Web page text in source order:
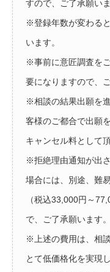
すので、ご了承願いま
※登録年数が変わる
います。
※事前に意匠調査を
要になりますので、
※相談の結果出願を
客様のご都合で出願
キャンセル料として
※拒絶理由通知が出
場合には、別途、難
（税込33,000円～
で、ご了承願います。
※上述の費用は、相
とて低価格化を実現